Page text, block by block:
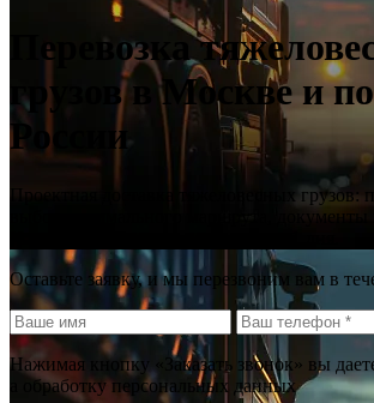
Перевозка
грузов в Москве и
России
Проектная доставка тяжеловесных грузов:
выбор оптимального маршрута, документы
Оставьте заявку, и мы перезвоним вам в
Нажимая кнопку «Заказать звонок» вы
а обработку персональных данных